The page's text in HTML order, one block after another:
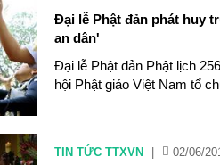
Đại lễ Phật đản phát huy
an dân'
Đại lễ Phật đản Phật lịch
hội Phật giáo Việt Nam tổ
TIN TỨC TTXVN 02/06/